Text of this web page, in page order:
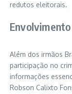
redutos eleitorais.
Além dos irmãos
participação no
informações
Robson Calixto